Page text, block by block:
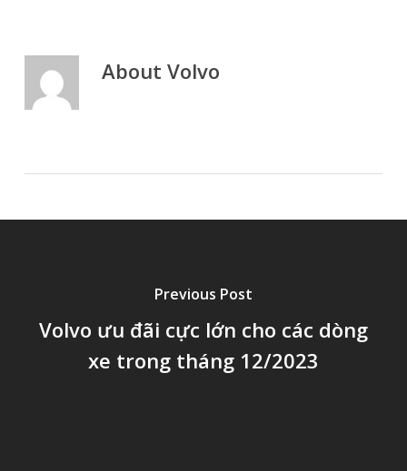
About Volvo
Previous Post
Volvo ưu đãi cực lớn cho các dòng
xe trong tháng 12/2023